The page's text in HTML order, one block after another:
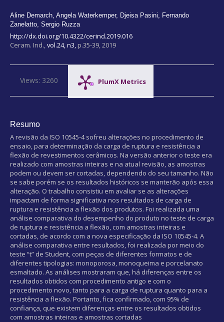
Aline Demarch, Angela Waterkemper, Djeisa Pasini, Fernando
Zanelatto, Sergio Ruzza
http://dx.doi.org/10.4322/cerind.2019.016
Ceram. Ind.,vol.24, n3, p.35-39, 2019
PlumX Metrics
Views: 3260
Resumo
A revisão da ISO 10545-4 sofreu alterações no procedimento de
ensaio, para determinação da carga de ruptura e resistência a
flexão de revestimentos cerâmicos. Na versão anterior o teste era
realizado com amostras inteiras e na atual revisão, as amostras
podem ou devem ser cortadas, dependendo do seu tamanho. Não
se sabe porém se os resultados históricos se manterão após essa
alteração. O trabalho consistiu em avaliar se as alterações
impactam de forma significativa nos resultados de carga de
ruptura e resistência a flexão dos produtos. Foi realizada uma
análise comparativa do desempenho do produto no teste de carga
de ruptura e resistência a flexão, com amostras inteiras e
cortadas, de acordo com a nova especificação da ISO 10545-4. A
análise comparativa entre resultados, foi realizada por meio do
teste “t” de Student, com peças de diferentes formatos e de
diferentes tipologias: monoporosa, monoqueima e porcelanato
esmaltado. As análises mostraram que, há diferenças entre os
resultados obtidos com procedimento antigo e com o
procedimento novo, tanto para a carga de ruptura quanto para a
resistência a flexão. Portanto, fica confirmado, com 95% de
confiança, que existem diferenças entre os resultados obtidos
com amostras inteiras e amostras cortadas